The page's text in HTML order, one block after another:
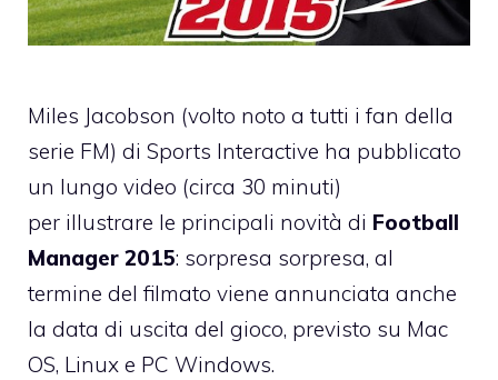
Miles Jacobson (volto noto a tutti i fan della
serie FM) di Sports Interactive ha pubblicato
un lungo video (circa 30 minuti)
per illustrare le principali novità di Football
Manager 2015: sorpresa sorpresa, al
termine del filmato viene annunciata anche
la data di uscita del gioco, previsto su Mac
OS, Linux e PC Windows.